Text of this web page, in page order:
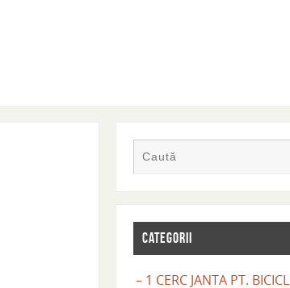
CATEGORII
– 1 CERC JANTA PT.